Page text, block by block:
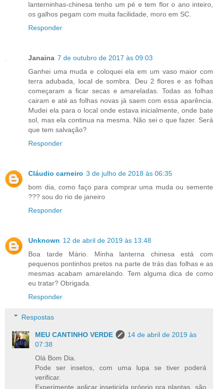
lanterninhas-chinesa tenho um pé e tem flor o ano inteiro,
os galhos pegam com muita facilidade, moro em SC.
Responder
Janaina 7 de outubro de 2017 às 09:03
Ganhei uma muda e coloquei ela em um vaso maior com
terra adubada, local de sombra. Deu 2 flores e as folhas
começaram a ficar secas e amareladas. Todas as folhas
cairam e até as folhas novas já saem com essa aparência.
Mudei ela para o local onde estava inicialmente, onde bate
sol, mas ela continua na mesma. Não sei o que fazer. Será
que tem salvação?
Responder
Cláudio carneiro 3 de julho de 2018 às 06:35
bom dia, como faço para comprar uma muda ou semente
??? sou do rio de janeiro
Responder
Unknown 12 de abril de 2019 às 13:48
Boa tarde Mário. Minha lanterna chinesa está com
pequenos pontinhos pretos na parte de trás das folhas e as
mesmas acabam amarelando. Tem alguma dica de como
eu tratar? Obrigada.
Responder
Respostas
MEU CANTINHO VERDE
14 de abril de 2019 às
07:38
Olá Bom Dia.
Pode ser insetos, com uma lupa se tiver poderá
verificar.
Experimente aplicar inseticida próprio pra plantas, são